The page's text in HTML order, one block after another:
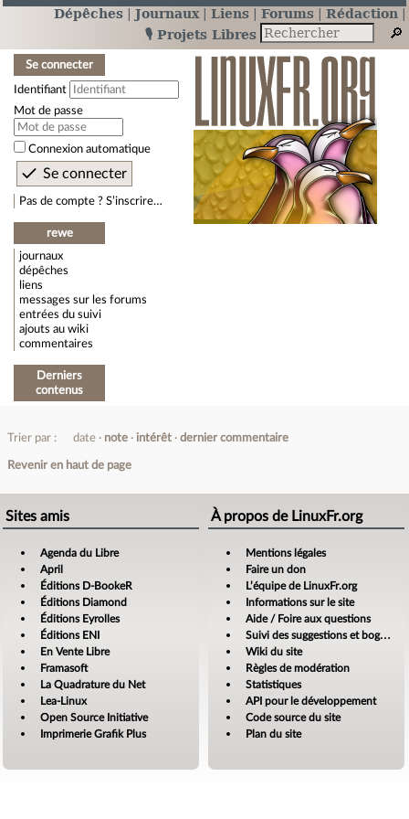
Dépêches Journaux Liens Forums
Rédaction
🎙️ Projets Libres
Se connecter
Identifiant
Mot de passe
Connexion automatique
Pas de compte ? S’inscrire…
rewe
journaux
dépêches
liens
messages sur les forums
entrées du suivi
ajouts au wiki
commentaires
Derniers
contenus
Trier par : date note intérêt dernier commentaire
Revenir en haut de page
Sites amis
Agenda du Libre
April
Éditions D-BookeR
Éditions Diamond
Éditions Eyrolles
Éditions ENI
En Vente Libre
Framasoft
La Quadrature du Net
Lea-Linux
Open Source Initiative
Imprimerie Grafik Plus
À propos de LinuxFr.org
Mentions légales
Faire un don
L’équipe de LinuxFr.org
Informations sur le site
Aide / Foire aux questions
Suivi des suggestions et bogues
Wiki du site
Règles de modération
Statistiques
API pour le développement
Code source du site
Plan du site